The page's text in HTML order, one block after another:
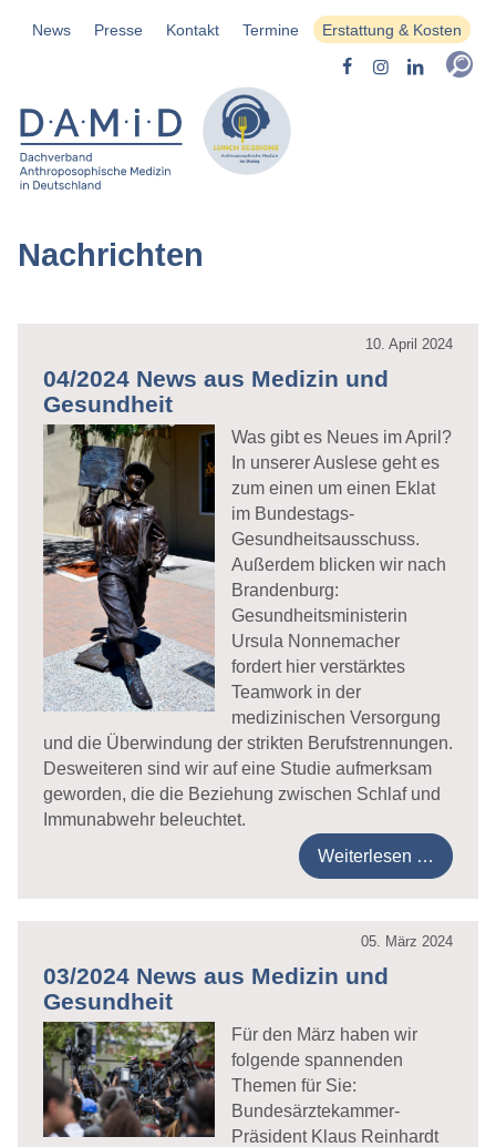
News Presse Kontakt Termine Erstattung & Kosten
Nachrichten
10. April 2024
04/2024 News aus Medizin und
Gesundheit
Was gibt es Neues im April?
In unserer Auslese geht es
zum einen um einen Eklat
im Bundestags-
Gesundheitsausschuss.
Außerdem blicken wir nach
Brandenburg:
Gesundheitsministerin
Ursula Nonnemacher
fordert hier verstärktes
Teamwork in der
medizinischen Versorgung
und die Überwindung der strikten Berufstrennungen.
Desweiteren sind wir auf eine Studie aufmerksam
geworden, die die Beziehung zwischen Schlaf und
Immunabwehr beleuchtet.
Weiterlesen …
05. März 2024
03/2024 News aus Medizin und
Gesundheit
Für den März haben wir
folgende spannenden
Themen für Sie:
Bundesärztekammer-
Präsident Klaus Reinhardt